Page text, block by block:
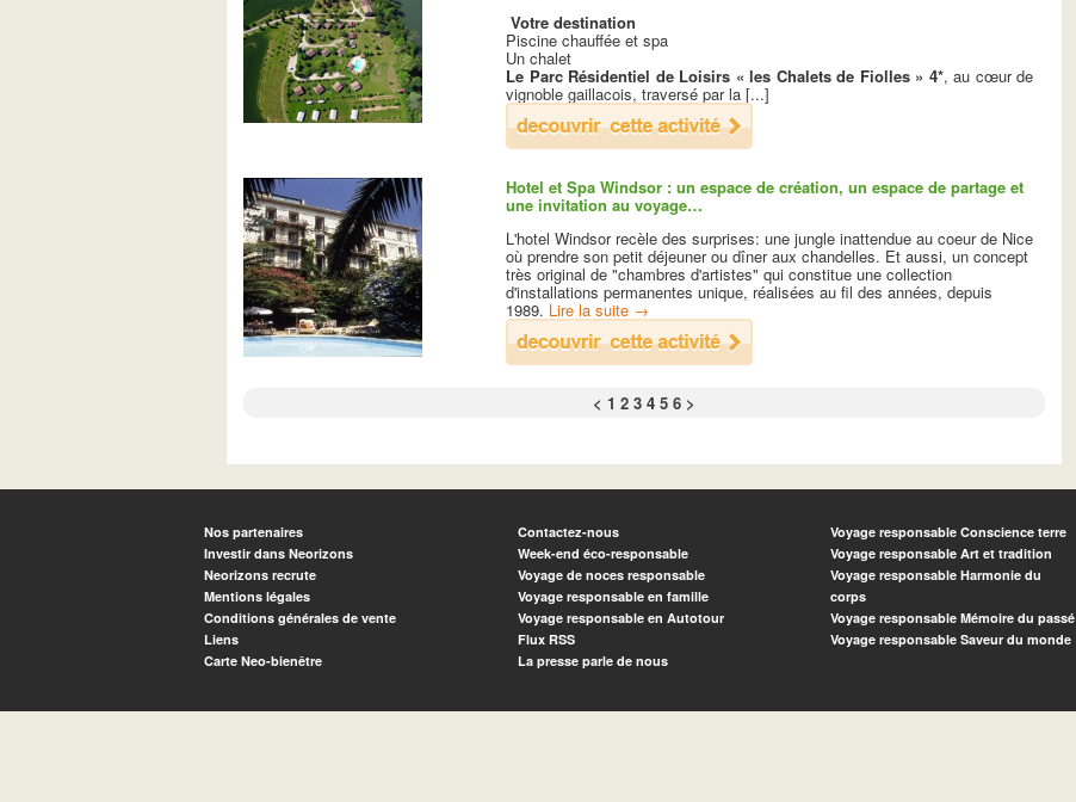
Votre destination
Piscine chauffée et spa
Un chalet
Le Parc Résidentiel de Loisirs « les Chalets de Fiolles » 4*, au cœur de
vignoble gaillacois, traversé par la [...]
Hotel et Spa Windsor : un espace de création, un espace de partage et
une invitation au voyage…
L'hotel Windsor recèle des surprises: une jungle inattendue au coeur de Nice
où prendre son petit déjeuner ou dîner aux chandelles. Et aussi, un concept
très original de "chambres d'artistes" qui constitue une collection
d'installations permanentes unique, réalisées au fil des années, depuis
1989. Lire la suite →
< 1 2 3 4 5 6 >
Nos partenaires
Investir dans Neorizons
Neorizons recrute
Mentions légales
Conditions générales de vente
Liens
Carte Neo-bienêtre
Contactez-nous
Week-end éco-responsable
Voyage de noces responsable
Voyage responsable en famille
Voyage responsable en Autotour
Flux RSS
La presse parle de nous
Voyage responsable Conscience terre
Voyage responsable Art et tradition
Voyage responsable Harmonie du
corps
Voyage responsable Mémoire du passé
Voyage responsable Saveur du monde